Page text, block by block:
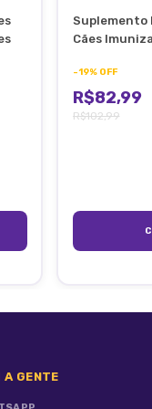
Suplemento
Cães
-19% OFF
R$82,99
R$102,99
A GENTE